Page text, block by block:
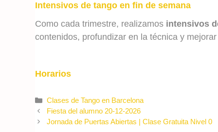
Intensivos de tango en fin de semana
Como cada trimestre, realizamos intensivos
contenidos, profundizar en la técnica y
Horarios
Categories
Clases de Tango en Barcelona
Fiesta del alumno 20-12-2026
Jornada de Puertas Abiertas | Clase Gratuita Nivel 0